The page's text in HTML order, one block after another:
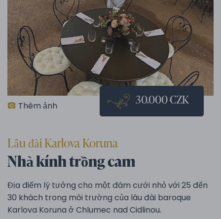
Thêm ảnh 30.000 CZK
Lâu đài Karlova Koruna
Nhà kính trồng cam
Địa điểm lý tưởng cho một đám cưới nhỏ với 25 đến
30 khách trong môi trường của lâu đài baroque
Karlova Koruna ở Chlumec nad Cidlinou.